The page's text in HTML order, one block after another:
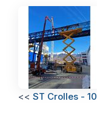
<< ST Crolles - 10